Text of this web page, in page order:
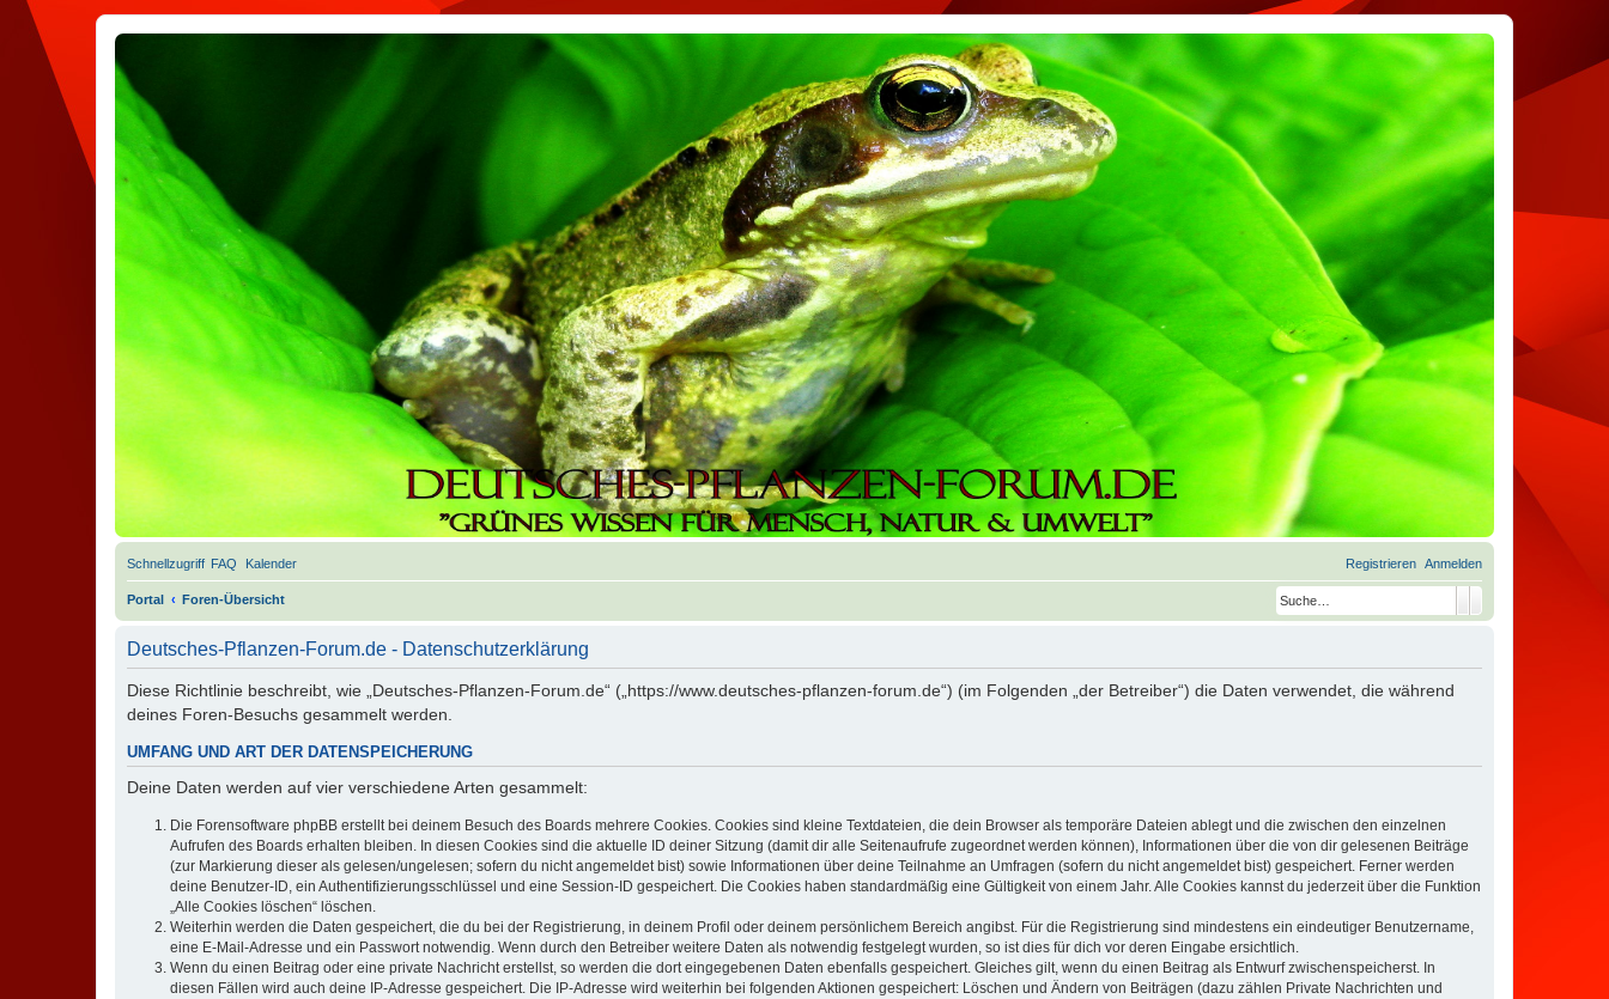
Schnellzugriff FAQ Kalender Anmelden
Registrieren
Portal Foren-Übersicht
Deutsches-Pflanzen-Forum.de - Datenschutzerklärung
Diese Richtlinie beschreibt, wie „Deutsches-Pflanzen-Forum.de“ („https://www.deutsches-pflanzen-forum.de“) (im Folgenden „der Betreiber“) die Daten verwendet, die während
deines Foren-Besuchs gesammelt werden.
UMFANG UND ART DER DATENSPEICHERUNG
Deine Daten werden auf vier verschiedene Arten gesammelt:
Die Forensoftware phpBB erstellt bei deinem Besuch des Boards mehrere Cookies. Cookies sind kleine Textdateien, die dein Browser als temporäre Dateien ablegt und die zwischen den einzelnen
Aufrufen des Boards erhalten bleiben. In diesen Cookies sind die aktuelle ID deiner Sitzung (damit dir alle Seitenaufrufe zugeordnet werden können), Informationen über die von dir gelesenen Beiträge
(zur Markierung dieser als gelesen/ungelesen; sofern du nicht angemeldet bist) sowie Informationen über deine Teilnahme an Umfragen (sofern du nicht angemeldet bist) gespeichert. Ferner werden
deine Benutzer-ID, ein Authentifizierungsschlüssel und eine Session-ID gespeichert. Die Cookies haben standardmäßig eine Gültigkeit von einem Jahr. Alle Cookies kannst du jederzeit über die Funktion
„Alle Cookies löschen“ löschen.
Weiterhin werden die Daten gespeichert, die du bei der Registrierung, in deinem Profil oder deinem persönlichem Bereich angibst. Für die Registrierung sind mindestens ein eindeutiger Benutzername,
eine E-Mail-Adresse und ein Passwort notwendig. Wenn durch den Betreiber weitere Daten als notwendig festgelegt wurden, so ist dies für dich vor deren Eingabe ersichtlich.
Wenn du einen Beitrag oder eine private Nachricht erstellst, so werden die dort eingegebenen Daten ebenfalls gespeichert. Gleiches gilt, wenn du einen Beitrag als Entwurf zwischenspeicherst. In
diesen Fällen wird auch deine IP-Adresse gespeichert. Die IP-Adresse wird weiterhin bei folgenden Aktionen gespeichert: Löschen und Ändern von Beiträgen (dazu zählen Private Nachrichten und